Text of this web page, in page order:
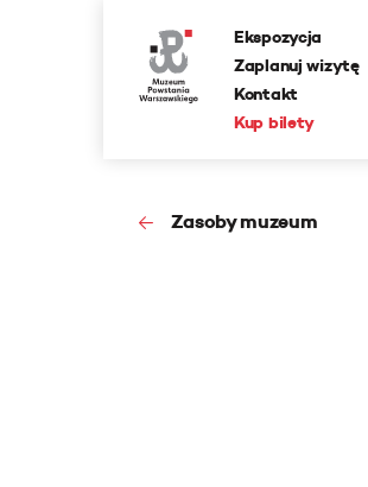
Ekspozycja
Zaplanuj wizytę
Kontakt
Kup bilety
Zasoby muzeum